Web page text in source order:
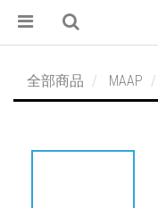
全部商品 MAAP